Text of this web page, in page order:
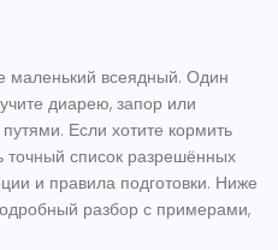
маленький всеядный. Один
диарею, запор или
Если хотите кормить
точный список разрешённых
и правила подготовки. Ниже
разбор с примерами,